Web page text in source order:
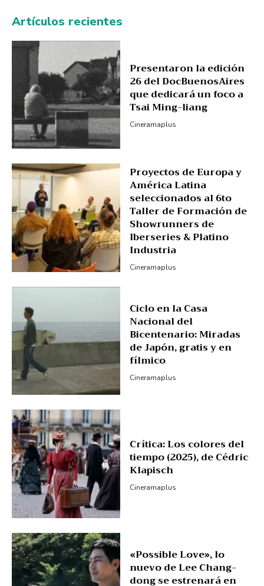
Artículos recientes
Presentaron la edición
26 del DocBuenosAires
que dedicará un foco a
Tsai Ming-liang
Cineramaplus
Proyectos de Europa y
América Latina
seleccionados al 6to
Taller de Formación de
Showrunners de
Iberseries & Platino
Industria
Cineramaplus
Ciclo en la Casa
Nacional del
Bicentenario: Miradas
de Japón, gratis y en
fílmico
Cineramaplus
Crítica: Los colores del
tiempo (2025), de Cédric
Klapisch
Cineramaplus
«Possible Love», lo
nuevo de Lee Chang-
dong se estrenará en